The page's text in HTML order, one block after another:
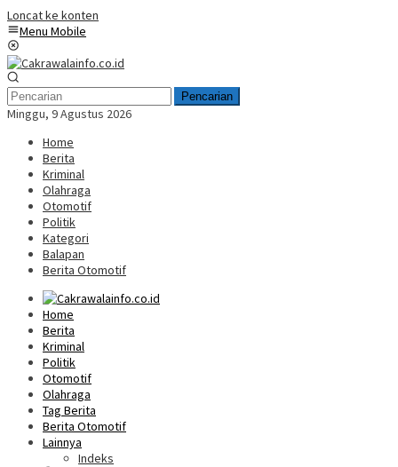
Loncat ke konten
Menu Mobile
Pencarian
Minggu, 9 Agustus 2026
Home
Berita
Kriminal
Olahraga
Otomotif
Politik
Kategori
Balapan
Berita Otomotif
Home
Berita
Kriminal
Politik
Otomotif
Olahraga
Tag Berita
Berita Otomotif
Lainnya
Indeks